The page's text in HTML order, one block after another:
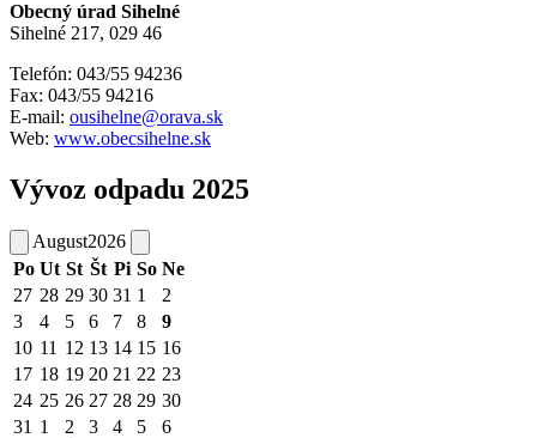
Obecný úrad Sihelné
Sihelné 217, 029 46
Telefón: 043/55 94236
Fax: 043/55 94216
E-mail: ousihelne@orava.sk
Web: www.obecsihelne.sk
Vývoz odpadu 2025
August2026
Po Ut St Št Pi So Ne
27 28 29 30 31 1
2
3
4 5 6 7 8
9
10 11 12 13 14 15 16
17 18 19 20 21 22 23
24 25 26 27 28 29 30
31 1 2 3 4 5
6